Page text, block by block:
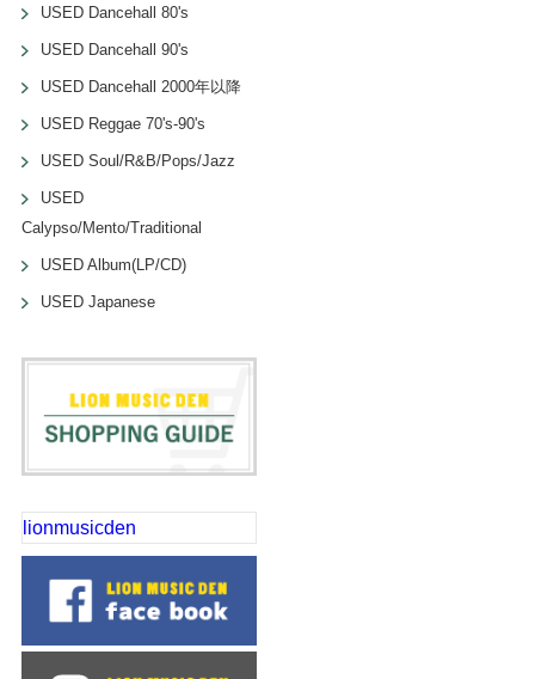
USED Dancehall 80's
USED Dancehall 90's
USED Dancehall 2000年以降
USED Reggae 70's-90's
USED Soul/R&B/Pops/Jazz
USED
Calypso/Mento/Traditional
USED Album(LP/CD)
USED Japanese
lionmusicden